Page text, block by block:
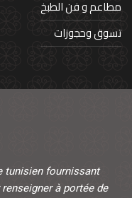
مطاعم و فن الطبخ
تسوق وحجوزات
tunisien fournissant
à portée de